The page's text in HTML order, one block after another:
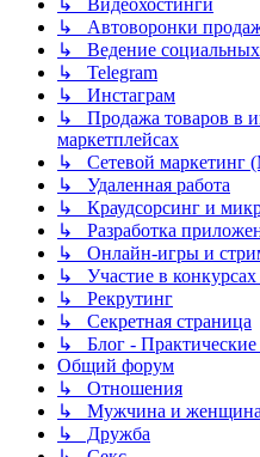
↳ Автоворонки
↳ Ведение социальных
↳ Telegram
↳ Инстаграм
↳ Продажа товаров в
маркетплейсах
↳ Сетевой маркетинг
↳ Удаленная работа
↳ Краудсорсинг и
↳ Разработка
↳ Онлайн-игры и
↳ Участие в конкурсах
↳ Рекрутинг
↳ Секретная страница
↳ Блог - Практические
Общий форум
↳ Отношения
↳ Мужчина и женщина
↳ Дружба